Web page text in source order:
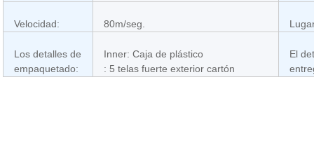
Velocidad: 80m/seg.
Los detalles de
empaquetado:
Inner: Caja de plástico
: 5 telas fuerte exterior cartón
El